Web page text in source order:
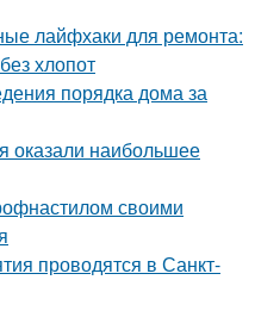
лайфхаки для ремонта:
хлопот
порядка дома за
оказали наибольшее
своими
проводятся в Санкт-